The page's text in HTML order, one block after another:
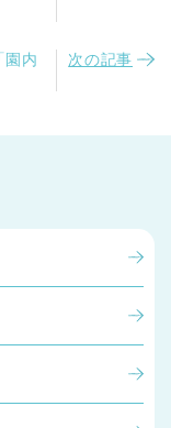
園内
次の記事